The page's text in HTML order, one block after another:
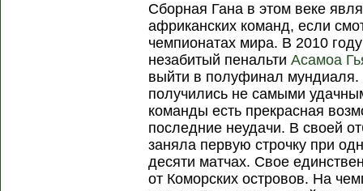
Сборная Гана в этом веке
африканских команд, если
чемпионатах мира. В 2010
незабитый пенальтиАсамоа
выйти в полуфинал
получились не самыми
команды есть прекрасная
последние неудачи. В своей
заняла первую строчку при
десяти матчах. Свое
от Коморских островов. На